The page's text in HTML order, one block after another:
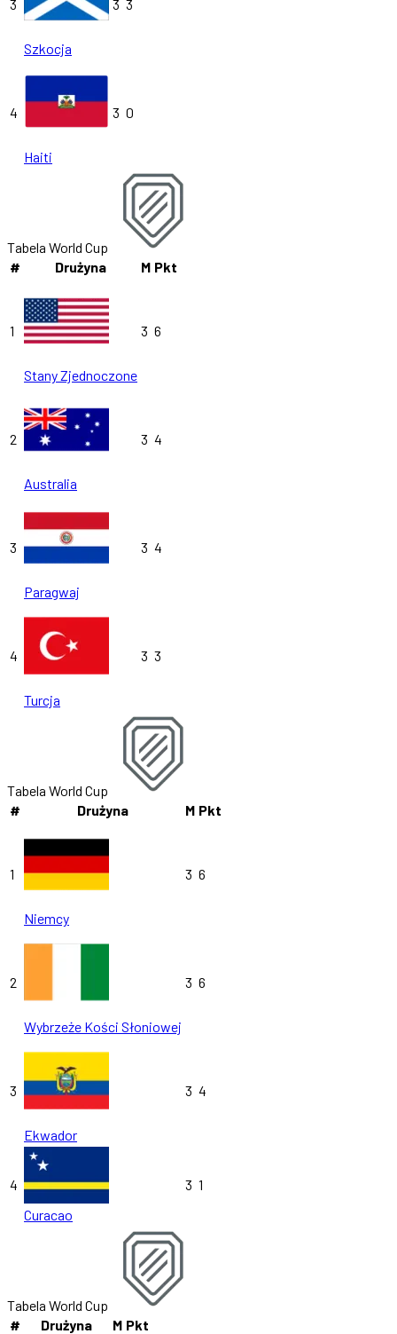
3
Szkocja
3 3
4
Haiti
3 0
Tabela World Cup
#
Drużyna M Pkt
1
Stany Zjednoczone
3 6
2
Australia
3 4
3
Paragwaj
3 4
4
Turcja
3 3
Tabela World Cup
#
Drużyna M Pkt
1
Niemcy
3 6
2
Wybrzeże Kości Słoniowej
3 6
3
Ekwador
3 4
4
Curacao
3 1
Tabela World Cup
#
Drużyna M Pkt